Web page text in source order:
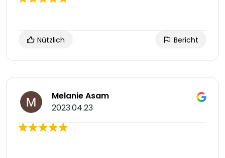
Nützlich Bericht
Melanie Asam
2023.04.23